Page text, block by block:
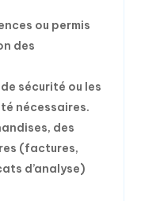
ou permis
des
sécurité ou les
nécessaires.
des
(factures,
d’analyse)